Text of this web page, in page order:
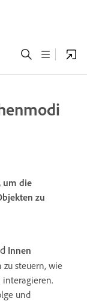
um die
zu
Innen
steuern, wie
und